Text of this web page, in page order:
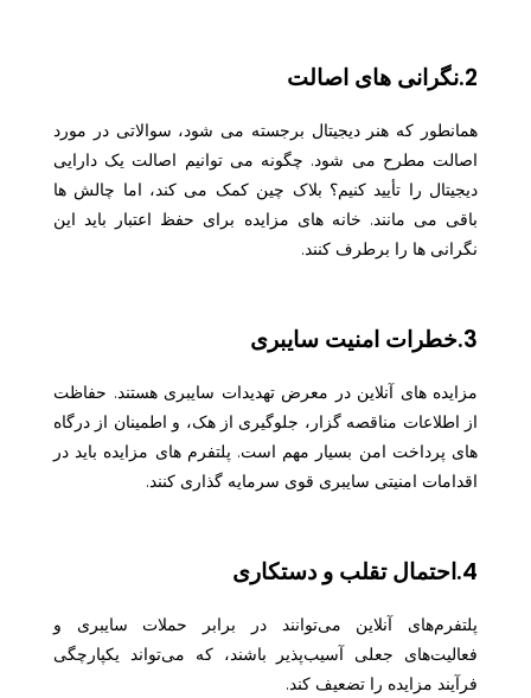
2.نگرانی های اصالت
همانطور که هنر دیجیتال برجسته می شود، سوالاتی در مورد
اصالت مطرح می شود. چگونه می توانیم اصالت یک دارایی
دیجیتال را تأیید کنیم؟ بلاک چین کمک می کند، اما چالش ها
باقی می مانند. خانه های مزایده برای حفظ اعتبار باید این
نگرانی ها را برطرف کنند.
3.خطرات امنیت سایبری
مزایده های آنلاین در معرض تهدیدات سایبری هستند. حفاظت
از اطلاعات مناقصه گزار، جلوگیری از هک، و اطمینان از درگاه
های پرداخت امن بسیار مهم است. پلتفرم های مزایده باید در
اقدامات امنیتی سایبری قوی سرمایه گذاری کنند.
4.احتمال تقلب و دستکاری
پلتفرم‌های آنلاین می‌توانند در برابر حملات سایبری و
فعالیت‌های جعلی آسیب‌پذیر باشند، که می‌تواند یکپارچگی
فرآیند مزایده را تضعیف کند.